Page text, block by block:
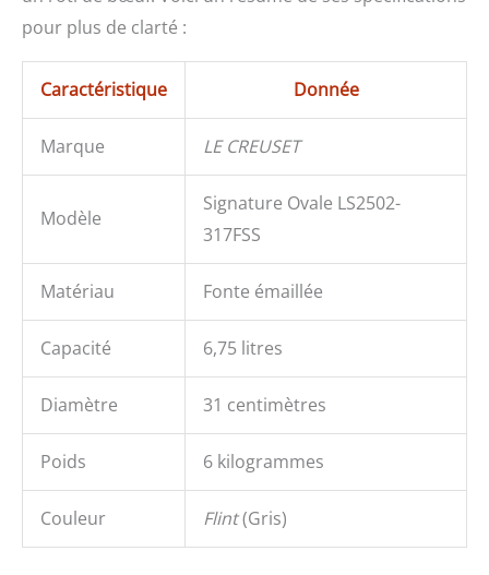
pour plus de clarté :
Caractéristique Donnée
Marque LE CREUSET
Modèle
Signature Ovale LS2502-
317FSS
Matériau Fonte émaillée
Capacité 6,75 litres
Diamètre 31 centimètres
Poids 6 kilogrammes
Couleur Flint(Gris)